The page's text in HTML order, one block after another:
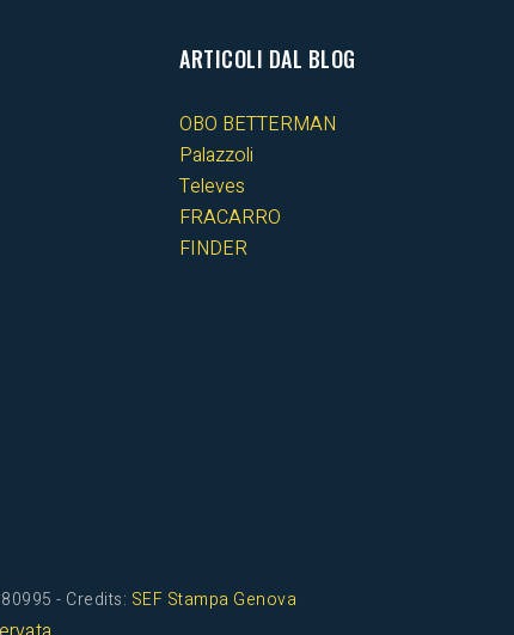
ARTICOLI DAL BLOG
OBO BETTERMAN
Palazzoli
Televes
FRACARRO
FINDER
- Credits: SEF Stampa Genova